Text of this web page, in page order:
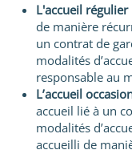
L'accueil régulier
de manière
un contrat de
modalités
responsable au
L’accueil
accueil lié à un
modalités
accueilli de